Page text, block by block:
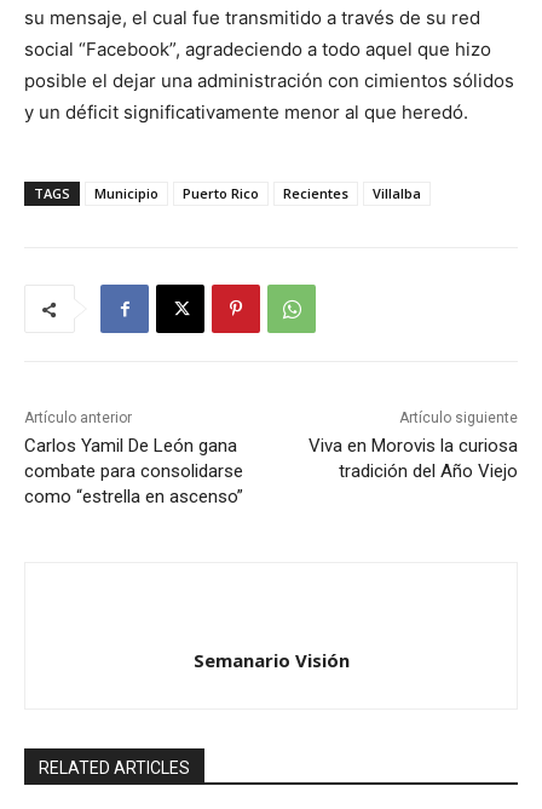
su mensaje, el cual fue transmitido a través de su red
social “Facebook”, agradeciendo a todo aquel que hizo
posible el dejar una administración con cimientos sólidos
y un déficit significativamente menor al que heredó.
TAGS Municipio Puerto Rico Recientes Villalba
Artículo anterior
Carlos Yamil De León gana
combate para consolidarse
como “estrella en ascenso”
Artículo siguiente
Viva en Morovis la curiosa
tradición del Año Viejo
Semanario Visión
RELATED ARTICLES